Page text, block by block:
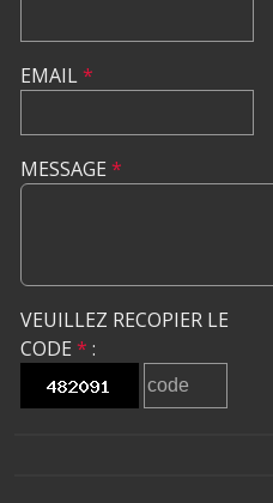
EMAIL*
MESSAGE *
VEUILLEZ RECOPIER LE
CODE * :